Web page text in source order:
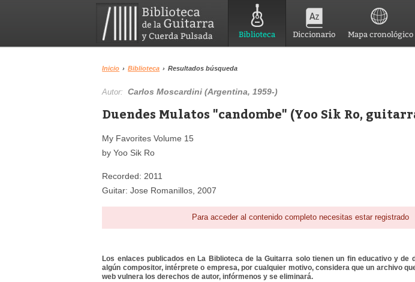
Biblioteca Diccionario Mapa cronológico
Inicio › Biblioteca › Resultados búsqueda
Autor:Carlos Moscardini (Argentina, 1959-)
Duendes Mulatos "candombe" (Yoo Sik Ro,
My Favorites Volume 15
by Yoo Sik Ro
Recorded: 2011
Guitar: Jose Romanillos, 2007
Para acceder al contenido completo necesitas estar registrado
Los enlaces publicados en La Biblioteca de la Guitarra solo tienen un fin educativo y de
algún compositor, intérprete o empresa, por cualquier motivo, considera que un archivo
web vulnera los derechos de autor, infórmenos y se eliminará.